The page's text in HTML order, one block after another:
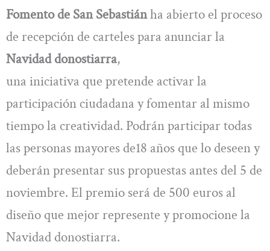
Fomento de San Sebastiánha abierto el proceso
de recepción de carteles para anunciar la
Navidad donostiarra,
una iniciativa que pretende activar la
participación ciudadana y fomentar al mismo
tiempo la creatividad. Podrán participar todas
las personas mayores de18 años que lo deseen y
deberán presentar sus propuestas antes del 5 de
noviembre. El premio será de 500 euros al
diseño que mejor represente y promocione la
Navidad donostiarra.